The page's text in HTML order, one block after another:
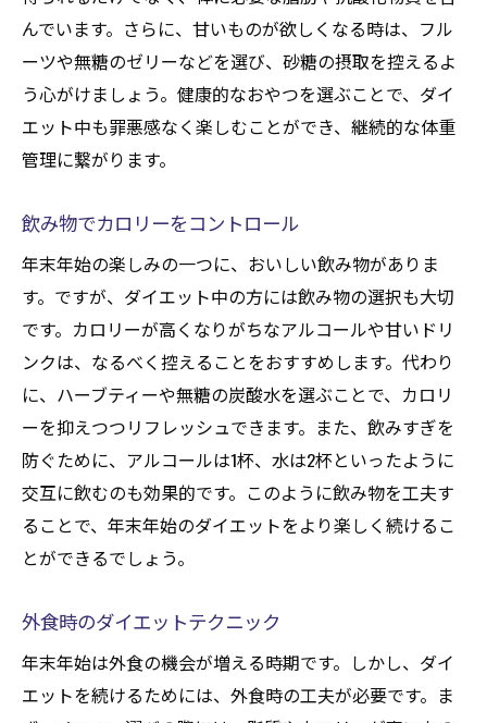
んでいます。さらに、甘いものが欲しくなる時は、フル
ーツや無糖のゼリーなどを選び、砂糖の摂取を控えるよ
う心がけましょう。健康的なおやつを選ぶことで、ダイ
エット中も罪悪感なく楽しむことができ、継続的な体重
管理に繋がります。
飲み物でカロリーをコントロール
年末年始の楽しみの一つに、おいしい飲み物がありま
す。ですが、ダイエット中の方には飲み物の選択も大切
です。カロリーが高くなりがちなアルコールや甘いドリ
ンクは、なるべく控えることをおすすめします。代わり
に、ハーブティーや無糖の炭酸水を選ぶことで、カロリ
ーを抑えつつリフレッシュできます。また、飲みすぎを
防ぐために、アルコールは1杯、水は2杯といったように
交互に飲むのも効果的です。このように飲み物を工夫す
ることで、年末年始のダイエットをより楽しく続けるこ
とができるでしょう。
外食時のダイエットテクニック
年末年始は外食の機会が増える時期です。しかし、ダイ
エットを続けるためには、外食時の工夫が必要です。ま